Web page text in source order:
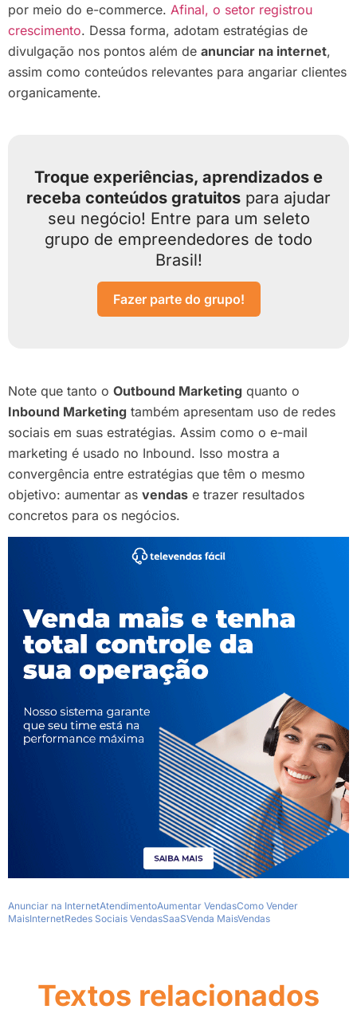
por meio do e-commerce. Afinal, o setor registrou
crescimento. Dessa forma, adotam estratégias de
divulgação nos pontos além de anunciar na internet,
assim como conteúdos relevantes para angariar clientes
organicamente.
Troque experiências, aprendizados e
receba conteúdos gratuitos para ajudar
seu negócio! Entre para um seleto
grupo de empreendedores de todo
Brasil!
Fazer parte do grupo!
Note que tanto o Outbound Marketing quanto o
Inbound Marketing também apresentam uso de redes
sociais em suas estratégias. Assim como o e-mail
marketing é usado no Inbound. Isso mostra a
convergência entre estratégias que têm o mesmo
objetivo: aumentar as vendas e trazer resultados
concretos para os negócios.
Anunciar na InternetAtendimentoAumentar VendasComo Vender
MaisInternetRedes Sociais VendasSaaSVenda MaisVendas
Textos relacionados